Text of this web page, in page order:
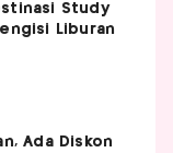
Study
Liburan
Ada Diskon